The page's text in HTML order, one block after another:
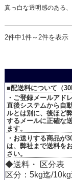
真っ白な透明感のある
2件中1件～2件を表示
■配送料について（
・ご登録メールアド
直後システムから自
ルとは別に、後ほど
するメールに正確な
ます。
・お送りする商品が
は、弊社まで送料を
さい。
◆送料・ 区分表
区分：5kg迄/